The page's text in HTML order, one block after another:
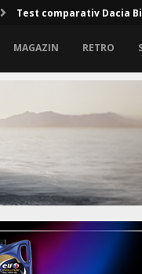
Test comparativ Dacia
MAGAZIN RETRO